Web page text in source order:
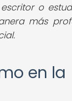
o
más
en la